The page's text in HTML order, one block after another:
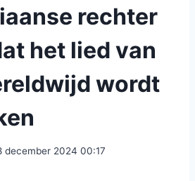
rechter
het lied van
wordt
december 2024 00:17